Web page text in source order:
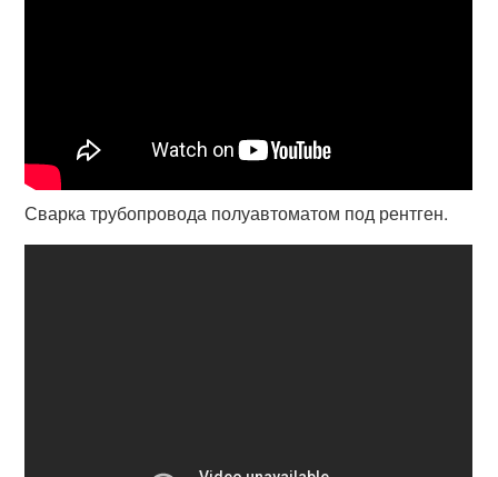
Сварка трубопровода полуавтоматом под рентген.